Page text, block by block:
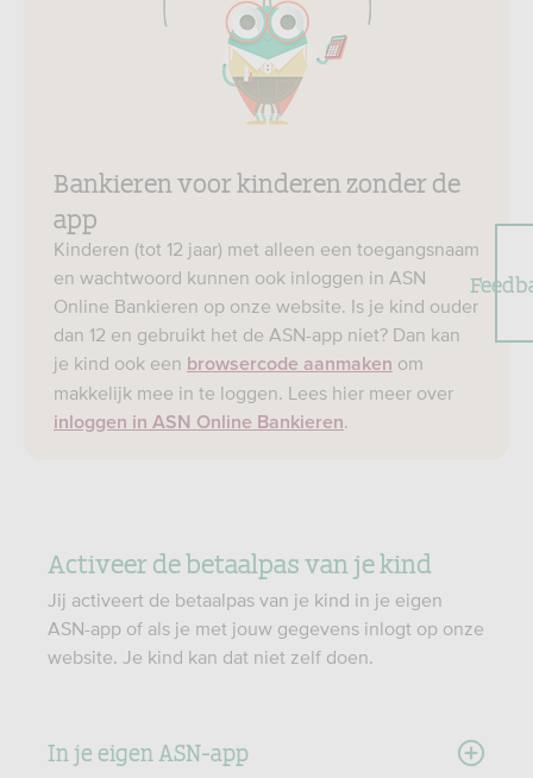
Bankieren voor kinderen zonder de
app
Kinderen (tot 12 jaar) met alleen een toegangsnaam
en wachtwoord kunnen ook inloggen in ASN
Online Bankieren op onze website. Is je kind ouder
dan 12 en gebruikt het de ASN-app niet? Dan kan
je kind ook een browsercode aanmaken om
makkelijk mee in te loggen. Lees hier meer over
inloggen in ASN Online Bankieren.
Activeer de betaalpas van je kind
Jij activeert de betaalpas van je kind in je eigen
ASN-app of als je met jouw gegevens inlogt op onze
website. Je kind kan dat niet zelf doen.
In je eigen ASN-app